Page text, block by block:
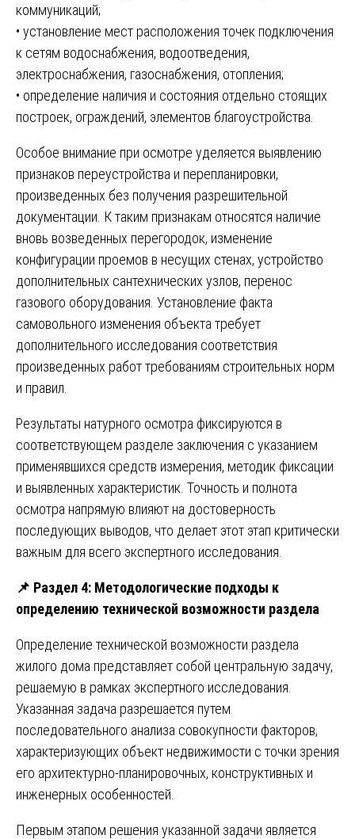
коммуникаций;
• установление мест расположения точек подключения
к сетям водоснабжения, водоотведения,
электроснабжения, газоснабжения, отопления;
• определение наличия и состояния отдельно стоящих
построек, ограждений, элементов благоустройства.
Особое внимание при осмотре уделяется выявлению
признаков переустройства и перепланировки,
произведенных без получения разрешительной
документации. К таким признакам относятся наличие
вновь возведенных перегородок, изменение
конфигурации проемов в несущих стенах, устройство
дополнительных сантехнических узлов, перенос
газового оборудования. Установление факта
самовольного изменения объекта требует
дополнительного исследования соответствия
произведенных работ требованиям строительных норм
и правил.
Результаты натурного осмотра фиксируются в
соответствующем разделе заключения с указанием
применявшихся средств измерения, методик фиксации
и выявленных характеристик. Точность и полнота
осмотра напрямую влияют на достоверность
последующих выводов, что делает этот этап критически
важным для всего экспертного исследования.
📌 Раздел 4: Методологические подходы к
определению технической возможности раздела
Определение технической возможности раздела
жилого дома представляет собой центральную задачу,
решаемую в рамках экспертного исследования.
Указанная задача разрешается путем
последовательного анализа совокупности факторов,
характеризующих объект недвижимости с точки зрения
его архитектурно-планировочных, конструктивных и
инженерных особенностей.
Первым этапом решения указанной задачи является